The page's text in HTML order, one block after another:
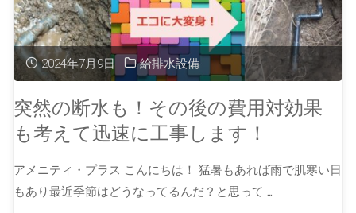
2024年7月9日 給排水設備
突然の断水も！その後の費用対効果
も考えて迅速に工事します！
アメニティ・プラス こんにちは！ 猛暑もあれば雨で肌寒い日
もあり最近季節はどうなってるんだ？と思って …